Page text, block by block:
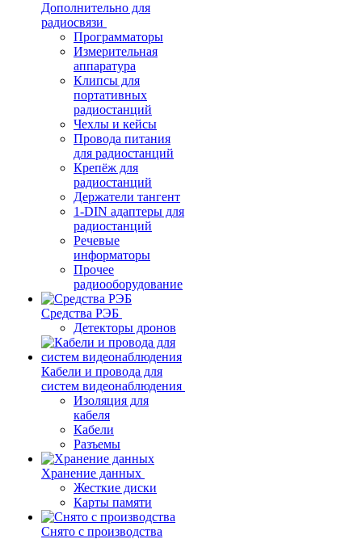
Дополнительно для
радиосвязи
Программаторы
Измерительная
аппаратура
Клипсы для
портативных
радиостанций
Чехлы и кейсы
Провода питания
для радиостанций
Крепёж для
радиостанций
Держатели тангент
1-DIN адаптеры для
радиостанций
Речевые
информаторы
Прочее
радиооборудование
Средства РЭБ
Детекторы дронов
Кабели и провода для
систем видеонаблюдения
Изоляция для
кабеля
Кабели
Разъемы
Хранение данных
Жесткие диски
Карты памяти
Снято с производства